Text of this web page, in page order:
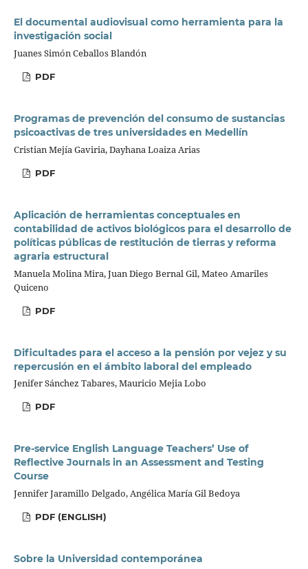
El documental audiovisual como herramienta para la
investigación social
Juanes Simón Ceballos Blandón
PDF
Programas de prevención del consumo de sustancias
psicoactivas de tres universidades en Medellín
Cristian Mejía Gaviria, Dayhana Loaiza Arias
PDF
Aplicación de herramientas conceptuales en
contabilidad de activos biológicos para el desarrollo de
políticas públicas de restitución de tierras y reforma
agraria estructural
Manuela Molina Mira, Juan Diego Bernal Gil, Mateo Amariles
Quiceno
PDF
Dificultades para el acceso a la pensión por vejez y su
repercusión en el ámbito laboral del empleado
Jenifer Sánchez Tabares, Mauricio Mejia Lobo
PDF
Pre-service English Language Teachers’ Use of
Reflective Journals in an Assessment and Testing
Course
Jennifer Jaramillo Delgado, Angélica María Gil Bedoya
PDF (ENGLISH)
Sobre la Universidad contemporánea